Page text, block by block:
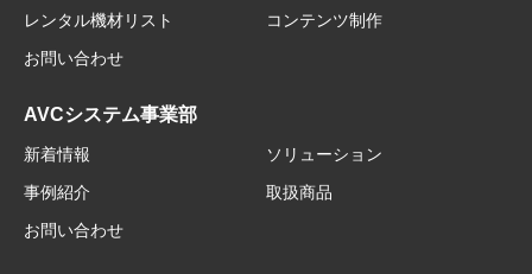
レンタル機材リスト
コンテンツ制作
お問い合わせ
AVCシステム事業部
新着情報
ソリューション
事例紹介
取扱商品
お問い合わせ